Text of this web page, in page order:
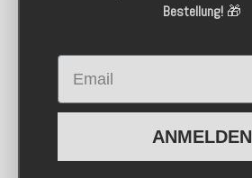
Bestellung!🎁
Email
ANMELDEN